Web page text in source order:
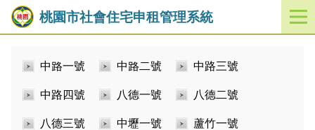
桃園市社會住宅申租管理系統
開
啟
中路一號 中路二號 中路三號
中路四號 八德一號 八德二號
八德三號 中壢一號 蘆竹一號